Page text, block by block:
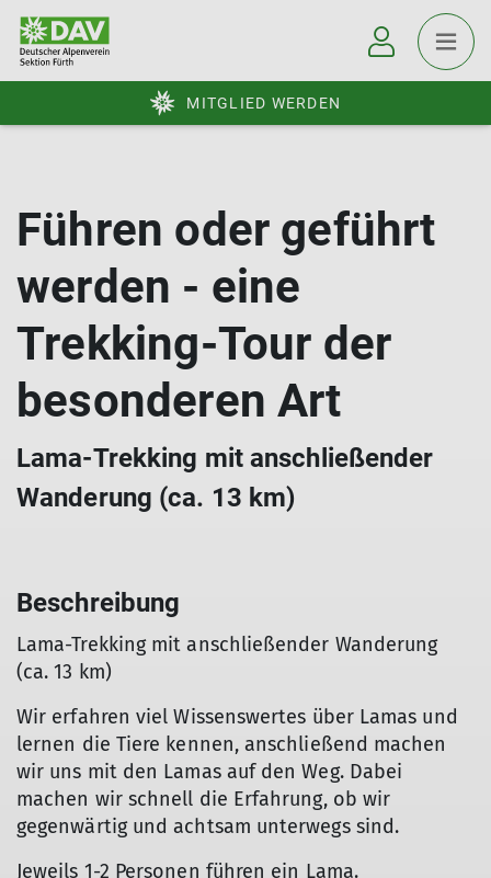
MITGLIED WERDEN
Führen oder geführt
werden - eine
Trekking-Tour der
besonderen Art
Lama-Trekking mit anschließender
Wanderung (ca. 13 km)
Beschreibung
Lama-Trekking mit anschließender Wanderung
(ca. 13 km)
Wir erfahren viel Wissenswertes über Lamas und
lernen die Tiere kennen, anschließend machen
wir uns mit den Lamas auf den Weg. Dabei
machen wir schnell die Erfahrung, ob wir
gegenwärtig und achtsam unterwegs sind.
Jeweils 1-2 Personen führen ein Lama.